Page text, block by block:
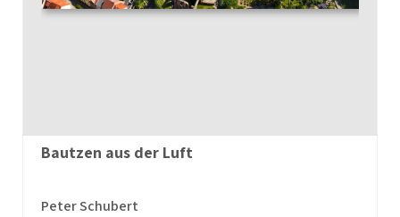
Bautzen aus der Luft
Peter Schubert